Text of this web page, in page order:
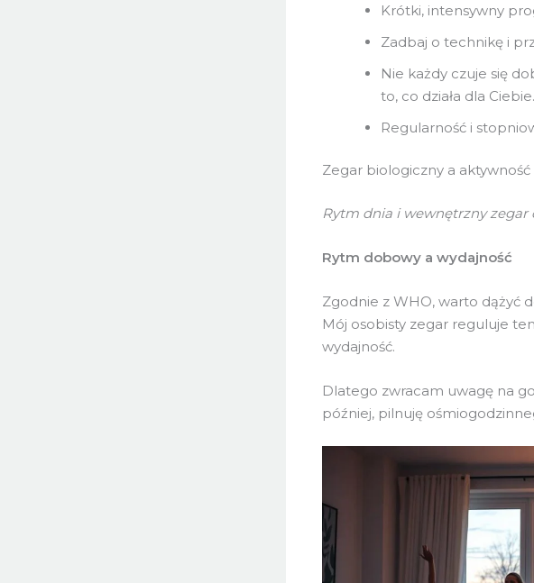
Krótki, intensywny
Zadbaj o technikę i
Nie każdy czuje się
to, co działa dla Ciebie.
Regularność i
Zegar biologiczny a aktywność
Rytm dnia i wewnętrzny zegar
Rytm dobowy a wydajność
Zgodnie z WHO, warto dążyć
Mój osobisty zegar reguluje
wydajność.
Dlatego zwracam uwagę na
później, pilnuję